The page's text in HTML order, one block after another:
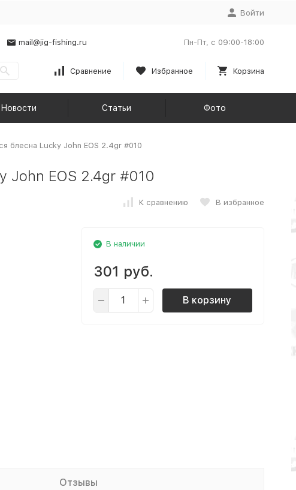
Войти
mail@jig-fishing.ru Пн-Пт, с 09:00-18:00
Сравнение Избранное Корзина
Новости Статьи Фото
блесна Lucky John EOS 2.4gr #010
John EOS 2.4gr #010
К сравнению В избранное
В наличии
301 руб.
В корзину
Отзывы